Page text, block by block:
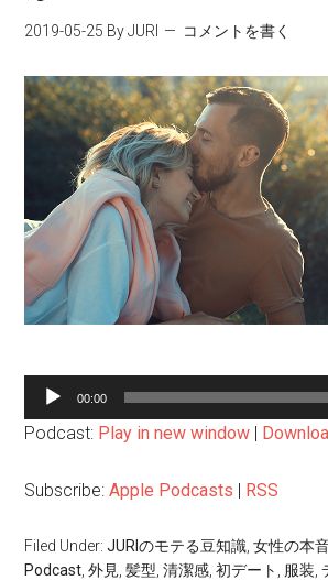
2019-05-25 By JURI コメントを書く
声
プ
ー
ー
00:00
Podcast: Play in new window |
Subscribe:Apple Podcasts | RSS
Filed Under:JURIのモテる豆知識 ,女性の本
Podcast ,外見 ,髪型 ,清潔感 ,初デート 服装 ,